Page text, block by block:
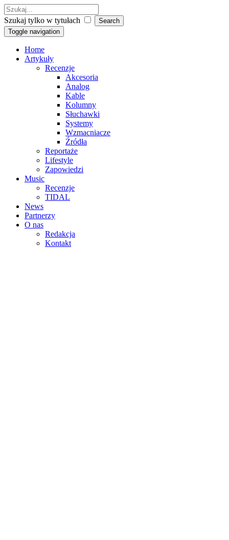
Szukaj tylko w tytułach
Toggle navigation
Home
Artykuły
Recenzje
Akcesoria
Analog
Kable
Kolumny
Słuchawki
Systemy
Wzmacniacze
Źródła
Reportaże
Lifestyle
Zapowiedzi
Music
Recenzje
TIDAL
News
Partnerzy
O nas
Redakcja
Kontakt